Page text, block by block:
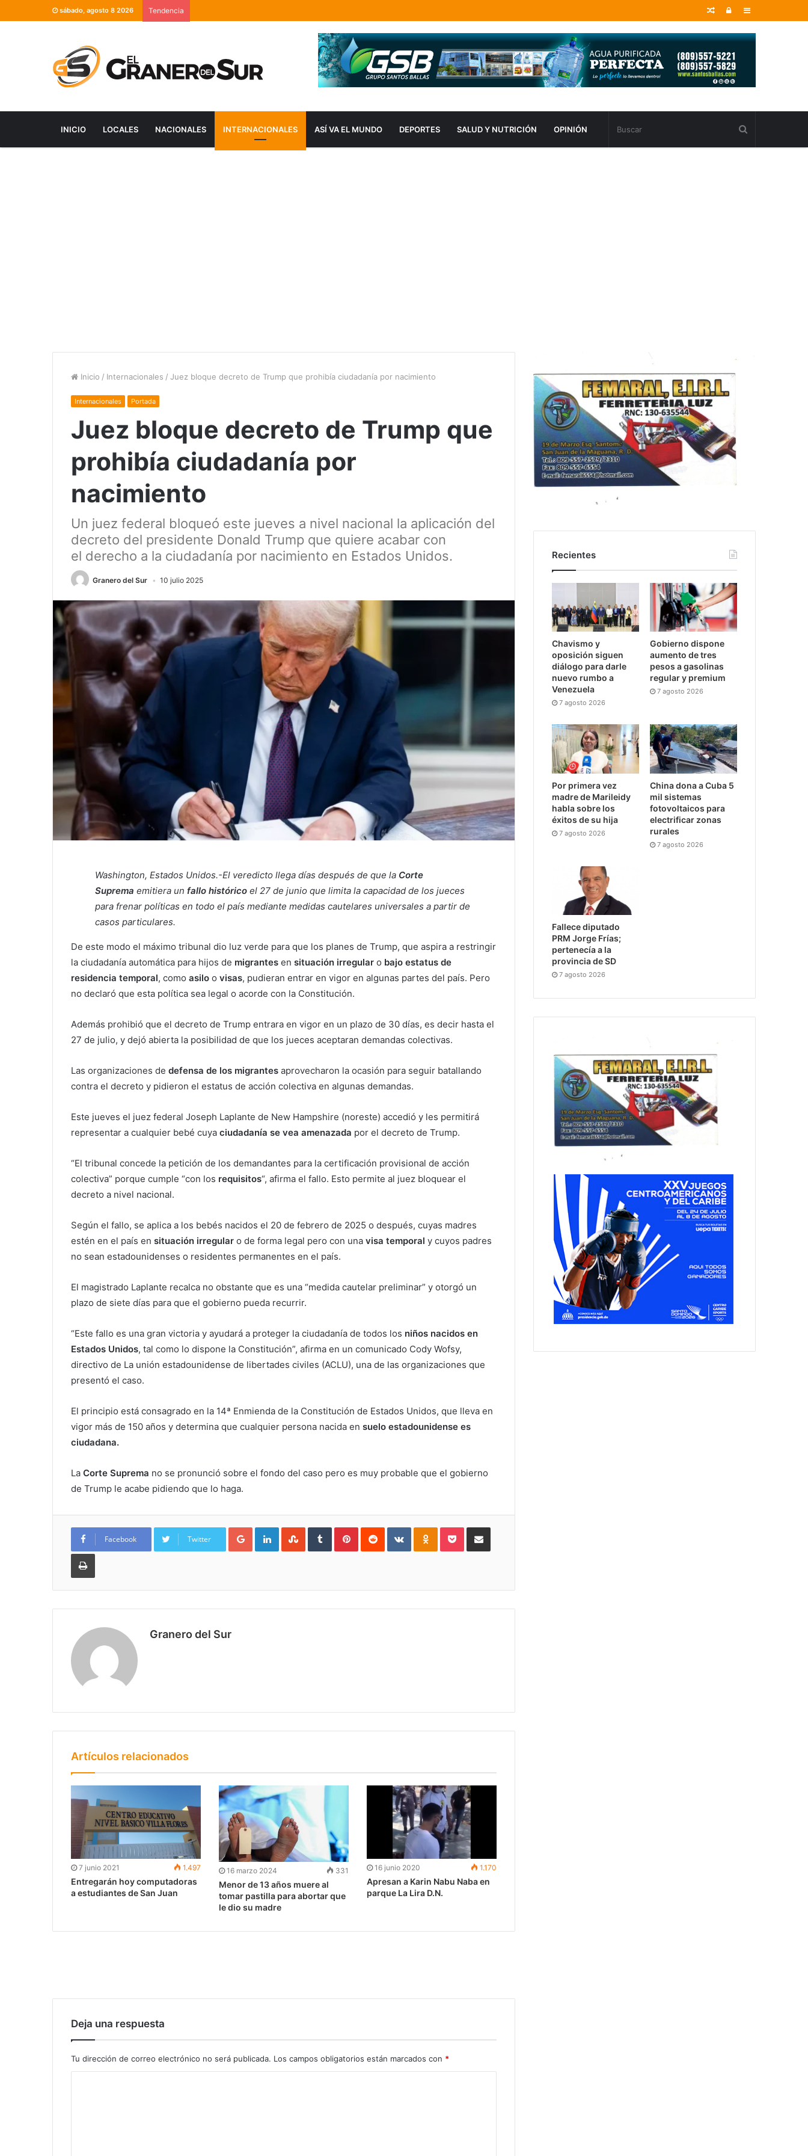
sábado, agosto 8 2026 Tendencia Sidebar
Entrar
Random
INICIO LOCALES NACIONALES INTERNACIONALES ASÍ VA EL MUNDO DEPORTES SALUD Y NUTRICIÓN OPINIÓN
Inicio / Internacionales / Juez bloque decreto de Trump que prohibía ciudadanía por nacimiento
Internacionales Portada
Juez bloque decreto de Trump que
prohibía ciudadanía por
nacimiento
Un juez federal bloqueó este jueves a nivel nacional la aplicación del
decreto del presidente Donald Trump que quiere acabar con
el derecho a la ciudadanía por nacimiento en Estados Unidos.
Granero del Sur 10 julio 2025
Washington, Estados Unidos.-El veredicto llega días después de que la Corte
Suprema emitiera un fallo histórico el 27 de junio que limita la capacidad de los jueces
para frenar políticas en todo el país mediante medidas cautelares universales a partir de
casos particulares.
De este modo el máximo tribunal dio luz verde para que los planes de Trump, que aspira a restringir
la ciudadanía automática para hijos de migrantes en situación irregular o bajo estatus de
residencia temporal, como asilo o visas, pudieran entrar en vigor en algunas partes del país. Pero
no declaró que esta política sea legal o acorde con la Constitución.
Además prohibió que el decreto de Trump entrara en vigor en un plazo de 30 días, es decir hasta el
27 de julio, y dejó abierta la posibilidad de que los jueces aceptaran demandas colectivas.
Las organizaciones de defensa de los migrantes aprovecharon la ocasión para seguir batallando
contra el decreto y pidieron el estatus de acción colectiva en algunas demandas.
Este jueves el juez federal Joseph Laplante de New Hampshire (noreste) accedió y les permitirá
representar a cualquier bebé cuya ciudadanía se vea amenazada por el decreto de Trump.
“El tribunal concede la petición de los demandantes para la certificación provisional de acción
colectiva” porque cumple “con los requisitos“, afirma el fallo. Esto permite al juez bloquear el
decreto a nivel nacional.
Según el fallo, se aplica a los bebés nacidos el 20 de febrero de 2025 o después, cuyas madres
estén en el país en situación irregular o de forma legal pero con una visa temporal y cuyos padres
no sean estadounidenses o residentes permanentes en el país.
El magistrado Laplante recalca no obstante que es una “medida cautelar preliminar” y otorgó un
plazo de siete días para que el gobierno pueda recurrir.
“Este fallo es una gran victoria y ayudará a proteger la ciudadanía de todos los niños nacidos en
Estados Unidos, tal como lo dispone la Constitución”, afirma en un comunicado Cody Wofsy,
directivo de La unión estadounidense de libertades civiles (ACLU), una de las organizaciones que
presentó el caso.
El principio está consagrado en la 14ª Enmienda de la Constitución de Estados Unidos, que lleva en
vigor más de 150 años y determina que cualquier persona nacida en suelo estadounidense es
ciudadana.
La Corte Suprema no se pronunció sobre el fondo del caso pero es muy probable que el gobierno
de Trump le acabe pidiendo que lo haga.
Facebook Twitter
Google+LinkedInStumbleUpon
TumblrPinterestReddit VKontakteOdnoklassniki
PocketCompartir por Correo
Imprimir
Granero del Sur
Artículos relacionados
7 junio 2021 1.497
Entregarán hoy computadoras
a estudiantes de San Juan
16 marzo 2024 331
Menor de 13 años muere al
tomar pastilla para abortar que
le dio su madre
16 junio 2020 1.170
Apresan a Karin Nabu Naba en
parque La Lira D.N.
Deja una respuesta
Tu dirección de correo electrónico no será publicada. Los campos obligatorios están marcados con *
Recientes
Chavismo y
oposición siguen
diálogo para darle
nuevo rumbo a
Venezuela
7 agosto 2026
Gobierno dispone
aumento de tres
pesos a gasolinas
regular y premium
7 agosto 2026
Por primera vez
madre de Marileidy
habla sobre los
éxitos de su hija
7 agosto 2026
China dona a Cuba 5
mil sistemas
fotovoltaicos para
electrificar zonas
rurales
7 agosto 2026
Fallece diputado
PRM Jorge Frías;
pertenecía a la
provincia de SD
7 agosto 2026